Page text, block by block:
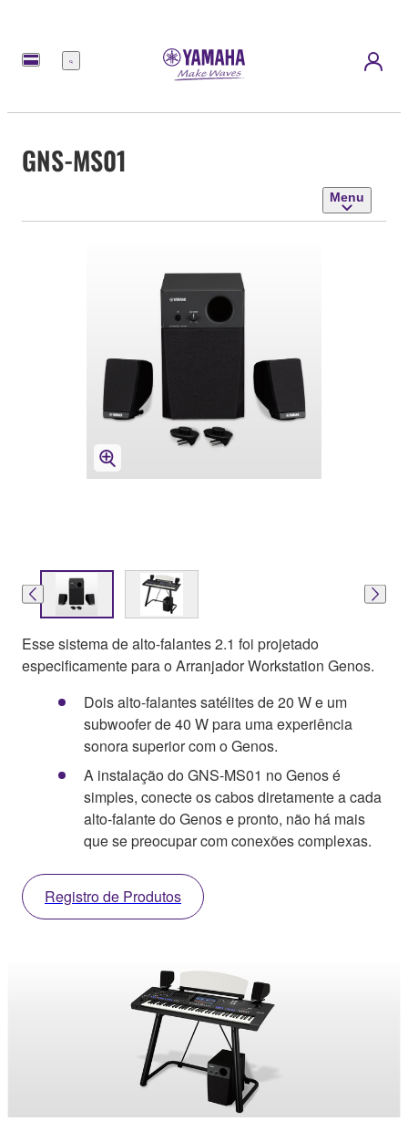
Menu
GNS-MS01
Menu
Esse sistema de alto-falantes 2.1 foi projetado
especificamente para o Arranjador Workstation Genos.
Dois alto-falantes satélites de 20 W e um
subwoofer de 40 W para uma experiência
sonora superior com o Genos.
A instalação do GNS-MS01 no Genos é
simples, conecte os cabos diretamente a cada
alto-falante do Genos e pronto, não há mais
que se preocupar com conexões complexas.
Registro de Produtos